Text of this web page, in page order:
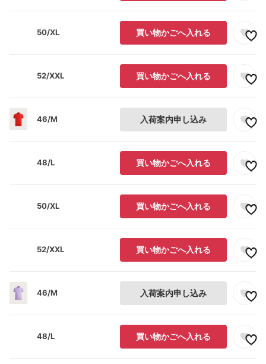
50/XL 買い物かごへ入れる
52/XXL 買い物かごへ入れる
46/M 入荷案内申し込み
48/L 買い物かごへ入れる
50/XL 買い物かごへ入れる
52/XXL 買い物かごへ入れる
46/M 入荷案内申し込み
48/L 買い物かごへ入れる